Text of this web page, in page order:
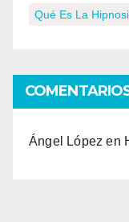
Qué Es La
Ángel López en